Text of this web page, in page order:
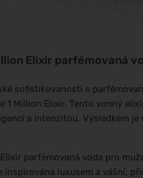
Elixir parfémovaná
sofistikovanosti s
1 Million Elixir. Tento vonný
a intenzitou. Výsledkem
parfémovaná voda pro
inspirována luxusem a vášní,